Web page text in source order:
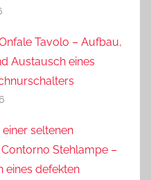
Tavolo – Aufbau,
Austausch eines
seltenen
Stehlampe –
eines defekten